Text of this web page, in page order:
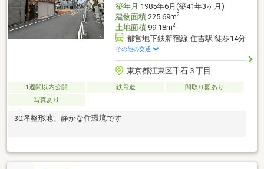
築年月 1985年6月(築41年3ヶ月)
建物面積225.69m2
土地面積99.18m2
都営地下鉄新宿線 住吉駅 徒歩14分
その他の交通
東京都江東区千石３丁目
1週間以内公開 鉄骨造
間取り図あり
写真あり
30坪整形地。静かな住環境です